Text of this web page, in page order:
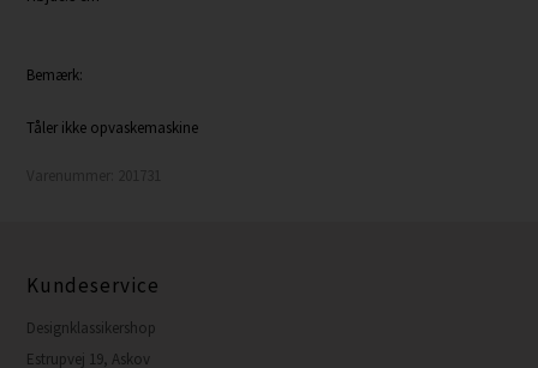
Bemærk:
Tåler ikke opvaskemaskine
Kundeservice
Designklassikershop
Estrupvej 19, Askov